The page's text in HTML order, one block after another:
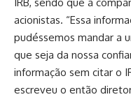
acionistas. “Essa
pudéssemos mandar a
que seja da nossa
informação sem citar o
escreveu o então